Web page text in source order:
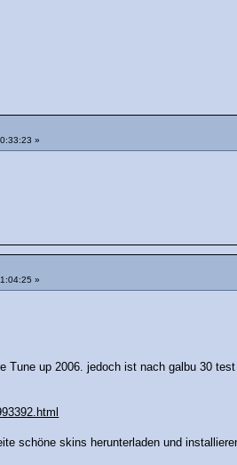
»
»
Tune up 2006. jedoch ist nach galbu 30
schöne skins herunterladen und